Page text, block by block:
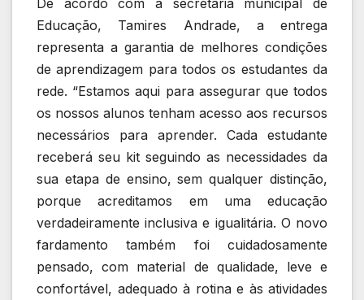
Educação, Tamires Andrade, a entrega
representa a garantia de melhores condições
de aprendizagem para todos os estudantes da
rede. “Estamos aqui para assegurar que todos
os nossos alunos tenham acesso aos recursos
necessários para aprender. Cada estudante
receberá seu kit seguindo as necessidades da
sua etapa de ensino, sem qualquer distinção,
porque acreditamos em uma educação
verdadeiramente inclusiva e igualitária. O novo
fardamento também foi cuidadosamente
pensado, com material de qualidade, leve e
confortável, adequado à rotina e às atividades